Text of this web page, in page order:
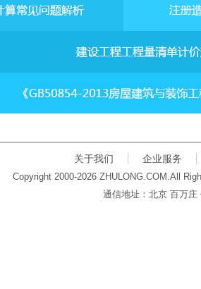
关于我们 企业服务
Copyright 2000-2026 ZHULONG.COM.All
通信地址：北京 百万